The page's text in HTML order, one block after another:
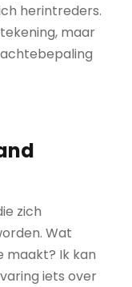
herintreders.
maar
zich
Wat
maakt? Ik kan
iets over